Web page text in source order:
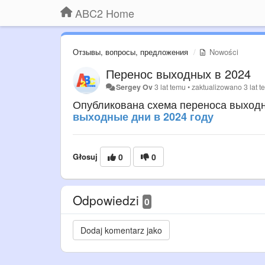
ABC2 Home
Отзывы, вопросы, предложения Nowości
Перенос выходных в 2024
Sergey Ov3 lat temu •zaktualizowano3 lat
Опубликована схема переноса
выходные дни в 2024 году
Głosuj 0 0
Odpowiedzi 0